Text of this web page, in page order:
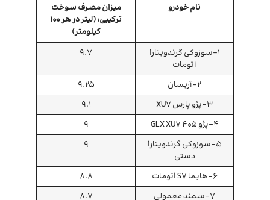
نام خودرو
میزان مصرف سوخت
ترکیبی: (لیتر در هر 100
کیلومتر)
1-سوزوکی گرندویتارا
اتومات
9.7
2-آریسان
9.25
3-پژو پارس XU7
9.1
4-پژو 405 GLX XU7
9
5-سوزوکی گرندویتارا
دستی
9
6-هایما S7 اتومات
8.8
7-سمند معمولی
8.7